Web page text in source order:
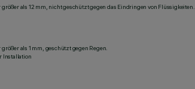
als 12 mm, nicht geschützt gegen das Eindringen von Flüssigkeiten.
als 1 mm, geschützt gegen Regen.
Installation